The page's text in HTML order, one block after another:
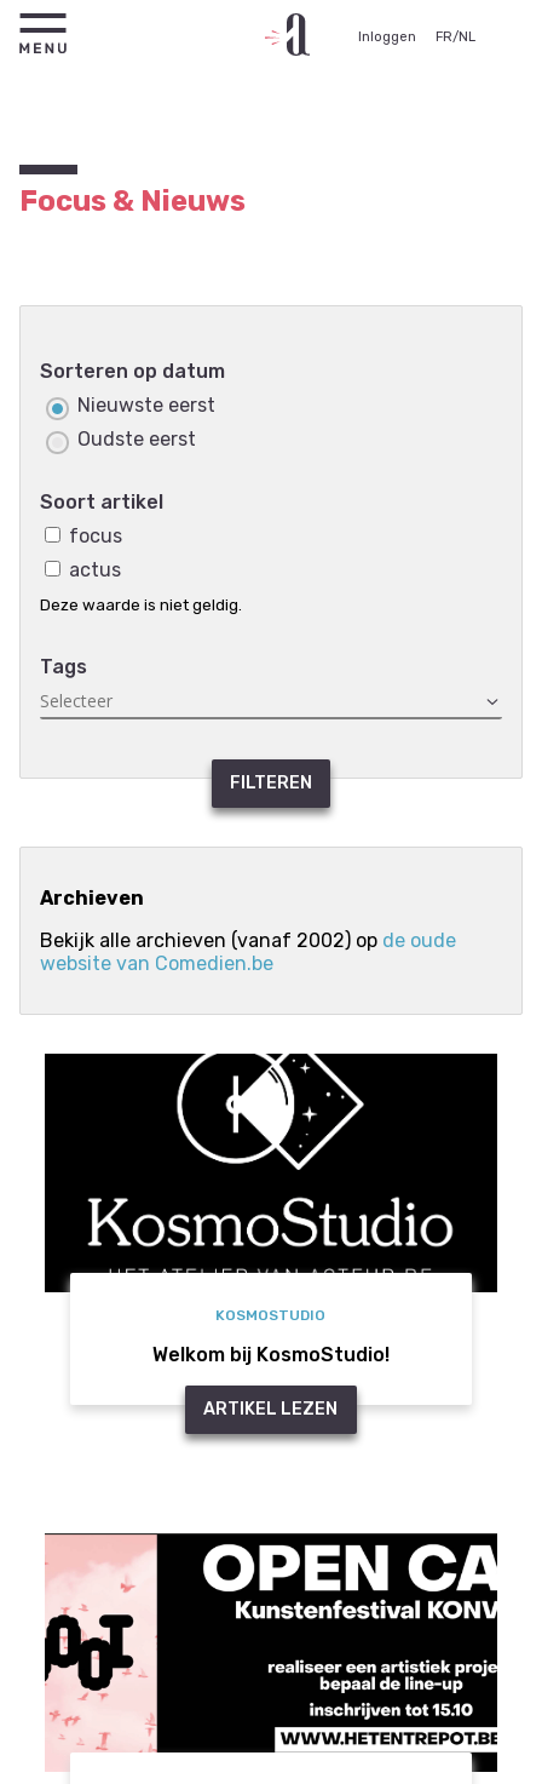
Inloggen FR/NL
Focus & Nieuws
Sorteren op datum
Nieuwste eerst
Oudste eerst
Soort artikel
focus
actus
Deze waarde is niet geldig.
Tags
FILTEREN
Archieven
Bekijk alle archieven (vanaf 2002) op de oude
website van Comedien.be
KOSMOSTUDIO
Welkom bij KosmoStudio!
ARTIKEL LEZEN